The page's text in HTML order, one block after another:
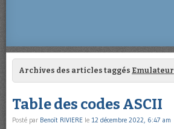
Archives des articles taggés Emulateur
Table des codes ASCII
Posté par Benoît RIVIERE le 12 décembre 2022, 6:47 am